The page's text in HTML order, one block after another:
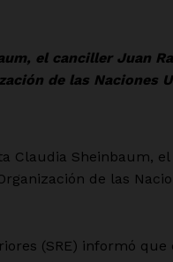
el canciller Juan
de las Naciones
Claudia Sheinbaum,
de las
(SRE) informó